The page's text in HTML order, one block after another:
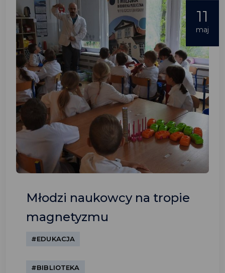
11
maj
Młodzi naukowcy na tropie
magnetyzmu
#EDUKACJA
#BIBLIOTEKA